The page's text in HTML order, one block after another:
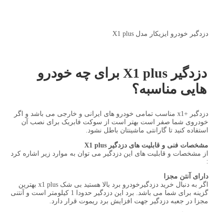
دزدگیر خودرو ایزیکار مدل X1 plus
دزدگیر X1 plus برای چه خودرو
هایی مناسبه؟
دزدگیر +x1 مناسب تمامی خودرو های ایرانی و خارجی می باشد و اگر
خودروی شما صفر است بهتر است از سوکت فابریک برای نصب آن
استفاده کنید تا گارانتی ماشینتان باطل نشود.
مشخصات فنی و قابلیت های دزدگیر X1 plus
از مشخصات و قابلیت های این دزدگیر می توان به موارد زیر اشاره کرد
:
دارای آنتن مجزا
اگر به دنبال خرید دزدگیرخودرو برد بالا هستید بی شک x1 plus بهترین
گزینه برای شما می باشد. برد این دزدگیر حدودا 1 کیلومتر است و آنتنی
مجزا در جعبه دزدگیر جهت افزایش برد ریموت قرار دارد.